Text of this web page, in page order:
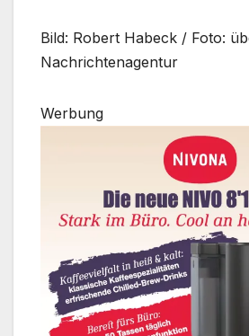
Bild: Robert Habeck / Foto:
Nachrichtenagentur
Werbung